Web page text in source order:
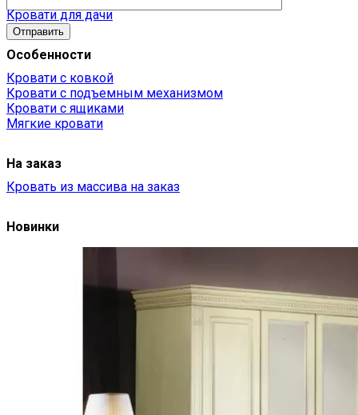
Кровати для дачи
Особенности
Кровати с ковкой
Кровати с подъемным механизмом
Кровати с ящиками
Мягкие кровати
На заказ
Кровать из массива на заказ
Новинки